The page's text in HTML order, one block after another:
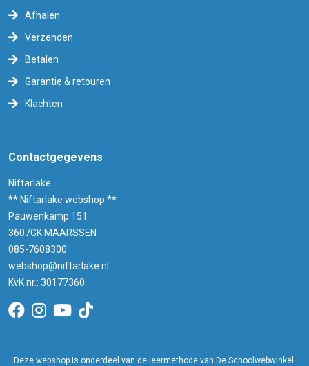
Afhalen
Verzenden
Betalen
Garantie & retouren
Klachten
Contactgegevens
Niftarlake
** Niftarlake webshop **
Pauwenkamp 151
3607GK MAARSSEN
085-7608300
webshop@niftarlake.nl
KvK nr.: 30177360
Deze webshop is onderdeel van de leermethode van De Schoolwebwinkel.